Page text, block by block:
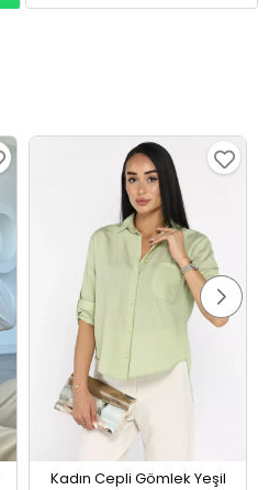
Kadın Cepli Gömlek Yeşil